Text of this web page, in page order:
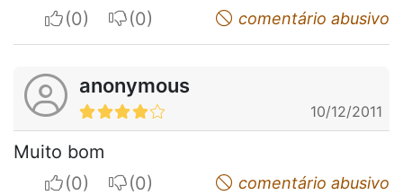
I apreciateI do not appreciatecomentário abusivo
anonymous
10/12/2011
Muito bom
I apreciateI do not appreciatecomentário abusivo